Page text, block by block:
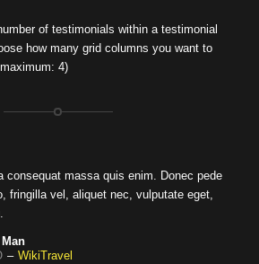
of testimonials within a testimonial
how many grid columns you want to
4)
consequat massa quis enim. Donec pede
fringilla vel, aliquet nec, vulputate eget,
– WikiTravel